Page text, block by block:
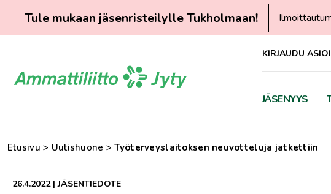
Tule mukaan jäsenristeilylle Tukholmaan!
sisältöön
KIRJAUDU
JÄSENYYS
Etusivu > Uutishuone >Työterveyslaitoksen neuvotteluja jatkettiin
26.4.2022|JÄSENTIEDOTE